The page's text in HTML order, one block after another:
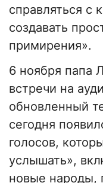
справляться с
создавать
примирения».
6 ноября папа
встречи на
обновленный
сегодня
голосов,
услышать»,
новые народы,